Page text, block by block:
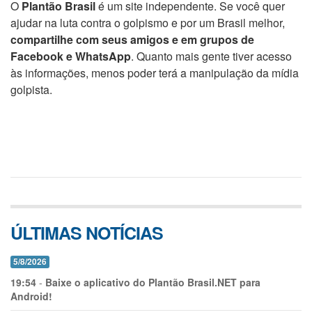
O Plantão Brasilé um site independente. Se você quer
ajudar na luta contra o golpismo e por um Brasil melhor,
compartilhe com seus amigos e em grupos de
Facebook e WhatsApp. Quanto mais gente tiver acesso
às informações, menos poder terá a manipulação da mídia
golpista.
ÚLTIMAS NOTÍCIAS
5/8/2026
19:54 - Baixe o aplicativo do Plantão Brasil.NET para
Android!